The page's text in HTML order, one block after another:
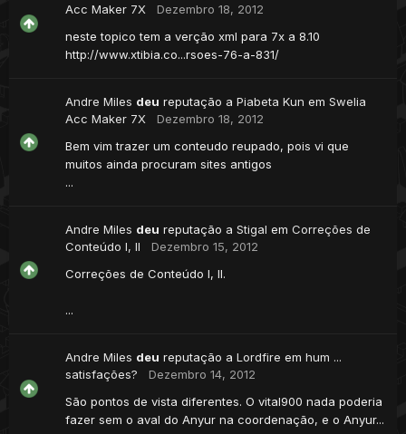
Acc Maker 7X
Dezembro 18, 2012
neste topico tem a verção xml para 7x a 8.10
http://www.xtibia.co...rsoes-76-a-831/
Andre Miles deu reputação a Piabeta Kun em Swelia
Acc Maker 7X
Dezembro 18, 2012
Bem vim trazer um conteudo reupado, pois vi que
muitos ainda procuram sites antigos
...
Andre Miles deu reputação a Stigal em Correções de
Conteúdo I, II
Dezembro 15, 2012
Correções de Conteúdo I, II.
...
Andre Miles deu reputação a Lordfire em hum ...
satisfações?
Dezembro 14, 2012
São pontos de vista diferentes. O vital900 nada poderia
fazer sem o aval do Anyur na coordenação, e o Anyur...